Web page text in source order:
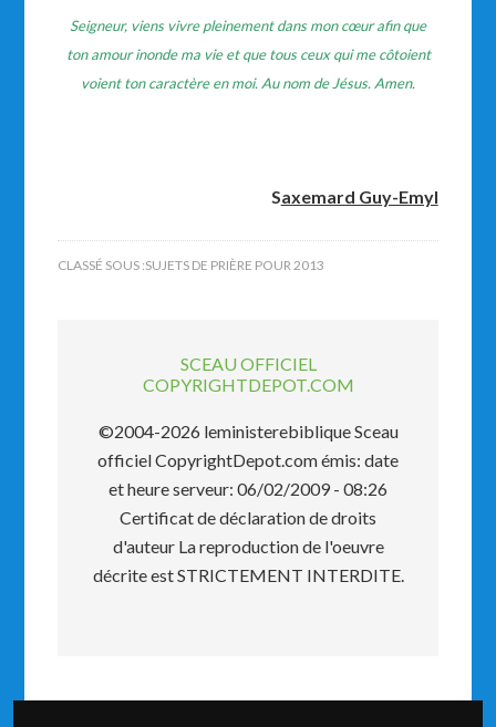
Seigneur, viens vivre pleinement dans mon cœur afin que
ton amour inonde ma vie et que tous ceux qui me côtoient
voient ton caractère en moi. Au nom de Jésus. Amen.
Saxemard Guy-Emyl
CLASSÉ SOUS :SUJETS DE PRIÈRE POUR 2013
SCEAU OFFICIEL
COPYRIGHTDEPOT.COM
©2004-2026 leministerebiblique Sceau
officiel CopyrightDepot.com émis: date
et heure serveur: 06/02/2009 - 08:26
Certificat de déclaration de droits
d'auteur La reproduction de l'oeuvre
décrite est STRICTEMENT INTERDITE.